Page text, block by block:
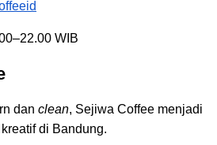
WIB
dan clean, Sejiwa Coffee menjadi
di Bandung.